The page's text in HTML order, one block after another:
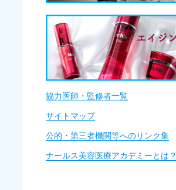
協力医師・監修者一覧
サイトマップ
公的・第三者機関等へのリンク集
ナールス美容医療アカデミーとは？